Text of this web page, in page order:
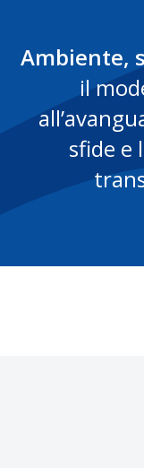
Ambiente,
il
sfide e